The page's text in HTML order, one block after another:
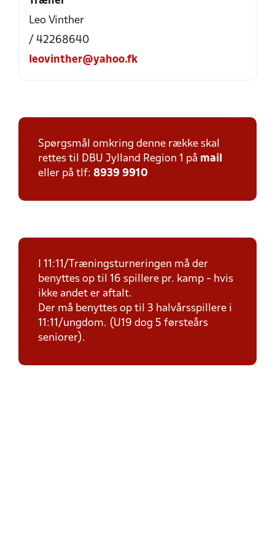
Leo Vinther
/ 42268640
leovinther@yahoo.fk
Spørgsmål omkring denne række skal
rettes til DBU Jylland Region 1 på mail
eller på tlf: 8939 9910
I 11:11/Træningsturneringen må der
benyttes op til 16 spillere pr. kamp - hvis
ikke andet er aftalt.
Der må benyttes op til 3 halvårsspillere i
11:11/ungdom. (U19 dog 5 førsteårs
seniorer).